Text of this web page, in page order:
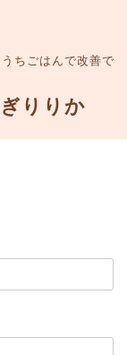
ちごはんで改善で
りりか